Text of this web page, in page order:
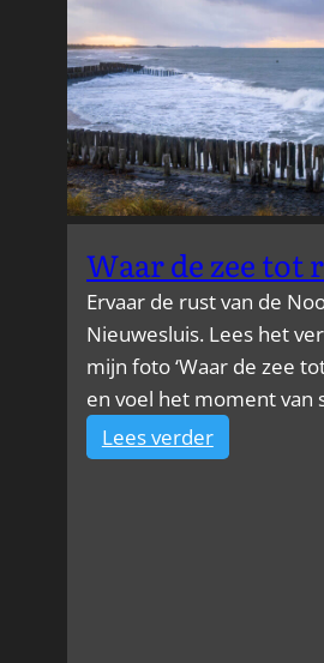
beeldbank
Waar de zee tot
Ervaar de rust van de
Nieuwesluis. Lees het
mijn foto ‘Waar de zee
en voel het moment van
Lees verder:
Waar